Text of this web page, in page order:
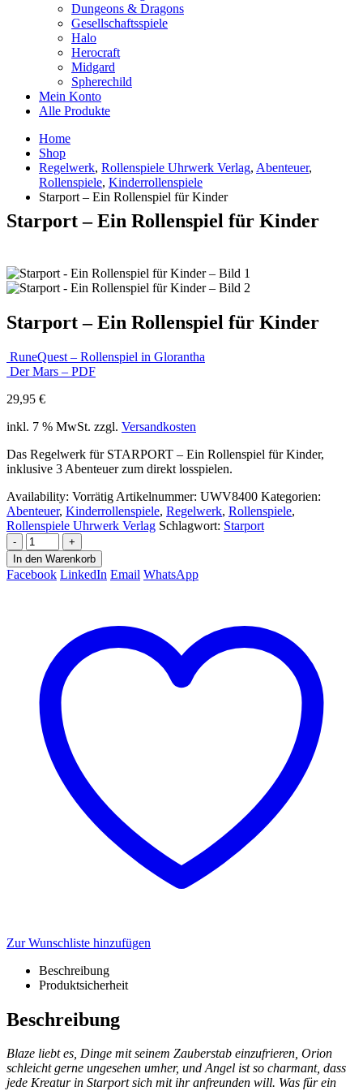
Dungeons & Dragons
Gesellschaftsspiele
Halo
Herocraft
Midgard
Spherechild
Mein Konto
Alle Produkte
Home
Shop
Regelwerk, Rollenspiele Uhrwerk Verlag, Abenteuer,
Rollenspiele, Kinderrollenspiele
Starport – Ein Rollenspiel für Kinder
Starport – Ein Rollenspiel für Kinder
Starport – Ein Rollenspiel für Kinder
RuneQuest – Rollenspiel in Glorantha
Der Mars – PDF
29,95 €
inkl. 7 % MwSt. zzgl. Versandkosten
Das Regelwerk für STARPORT – Ein Rollenspiel für Kinder,
inklusive 3 Abenteuer zum direkt losspielen.
Availability: Vorrätig Artikelnummer: UWV8400 Kategorien:
Abenteuer, Kinderrollenspiele, Regelwerk, Rollenspiele,
Rollenspiele Uhrwerk Verlag Schlagwort: Starport
-
+
In den Warenkorb
Facebook LinkedIn Email WhatsApp
Zur Wunschliste hinzufügen
Beschreibung
Produktsicherheit
Beschreibung
Blaze liebt es, Dinge mit seinem Zauberstab einzufrieren, Orion
schleicht gerne ungesehen umher, und Angel ist so charmant, dass
jede Kreatur in Starport sich mit ihr anfreunden will. Was für ein